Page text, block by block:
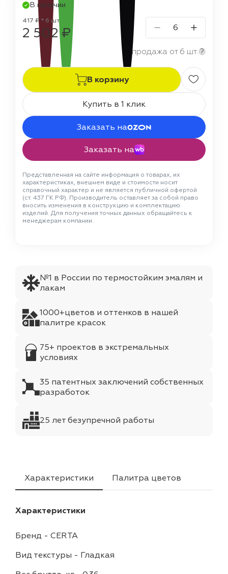
В наличии
417 ₽ * 6 шт
2 502 ₽
продажа от 6 шт. ?
В корзину
Купить в 1 клик
Заказать на
Заказать на
Представленная на сайте информация о товарах, их
характеристиках, внешнем виде и стоимости носит
справочный характер и не является публичной офертой
(ст. 437 ГК РФ). Производитель оставляет за собой право
вносить изменения в конструкцию и комплектацию
изделий. Для получения точных данных обращайтесь к
менеджерам компании.
№1 в России по термостойким эмалям и
лакам
1000+цветов и оттенков в нашей
палитре красок
75+ проектов в экстремальных
условиях
35 патентных заключений собственных
разработок
25 лет безупречной работы
Характеристики Палитра цветов
Характеристики
Бренд - CERTA
Вид текстуры - Гладкая